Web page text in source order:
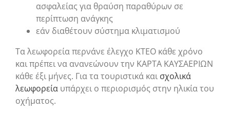
ασφαλείας για θραύση παραθύρων σε
περίπτωση ανάγκης
εάν διαθέτουν σύστημα κλιματισμού
Τα λεωφορεία περνάνε έλεγχο ΚΤΕΟ κάθε χρόνο
και πρέπει να ανανεώνουν την ΚΑΡΤΑ ΚΑΥΣΑΕΡΙΩΝ
κάθε έξι μήνες. Για τα τουριστικά και σχολικά
λεωφορεία υπάρχει ο περιορισμός στην ηλικία του
οχήματος.